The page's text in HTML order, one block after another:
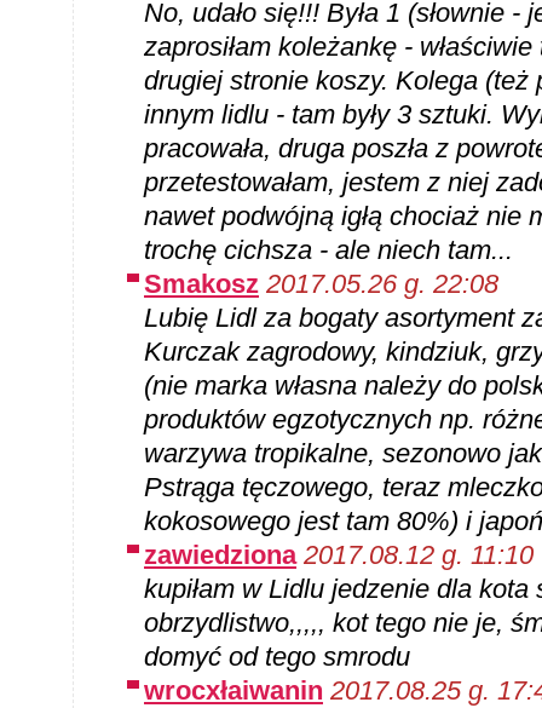
No, udało się!!! Była 1 (słownie
zaprosiłam koleżankę -
drugiej stronie koszy. Kolega (też
innym lidlu - tam były 3 sztuki.
pracowała, druga poszła z
przetestowałam, jestem z niej
nawet podwójną igłą chociaż nie
trochę cichsza - ale niech tam...
Smakosz 2017.05.26 g. 22:08
Lubię Lidl za bogaty asortyment
Kurczak zagrodowy, kindziuk,
(nie marka własna należy do
produktów egzotycznych np.
warzywa tropikalne, sezonowo
Pstrąga tęczowego, teraz
kokosowego jest tam 80%) i
zawiedziona 2017.08.12 g. 11:10
kupiłam w Lidlu jedzenie dla
obrzydlistwo,,,,, kot tego nie je,
domyć od tego smrodu
wrocxłaiwanin 2017.08.25 g.